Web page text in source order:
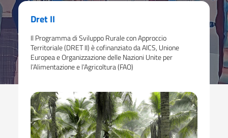
Dret II
Il Programma di Sviluppo Rurale con Approccio
Territoriale (DRET II) è cofinanziato da AICS, Unione
Europea e Organizzazione delle Nazioni Unite per
l’Alimentazione e l’Agricoltura (FAO)